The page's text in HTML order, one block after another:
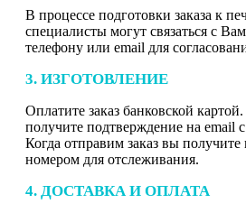
В процессе подготовки заказа к
специалисты могут связаться с
телефону или email для
3. ИЗГОТОВЛЕНИЕ
Оплатите заказ банковской
получите подтверждение на email
Когда отправим заказ вы получите
номером для отслеживания.
4. ДОСТАВКА И ОПЛАТА